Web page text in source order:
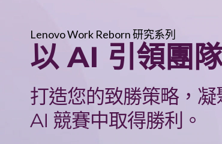
Lenovo Work Reborn 研究系列
以 AI 引領團
打造您的致勝策略，
AI 競賽中取得勝利。